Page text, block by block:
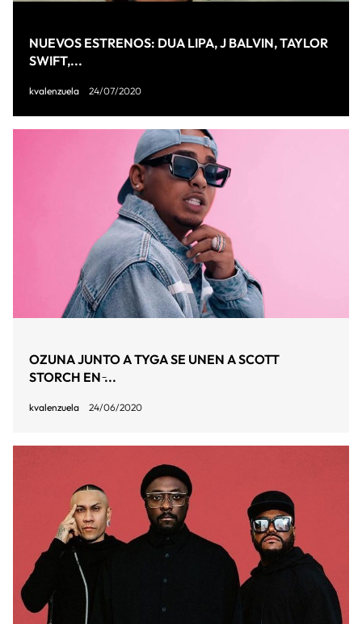
NUEVOS ESTRENOS: DUA LIPA, J BALVIN, TAYLOR
SWIFT,...
kvalenzuela 24/07/2020
OZUNA JUNTO A TYGA SE UNEN A SCOTT
STORCH EN ̵...
kvalenzuela 24/06/2020